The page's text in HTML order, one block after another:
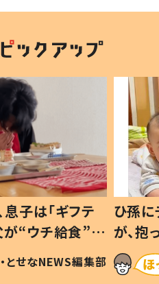
子は「ギフテ
“ウチ給食”を
とは #令和の親
とせなNEWS編集部
ひ孫
が、
「涙が
い」